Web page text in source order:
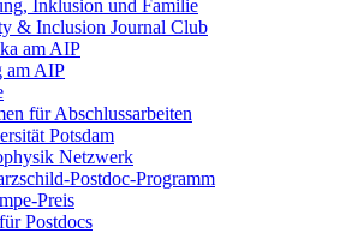
Inklusion und Familie
& Inclusion Journal Club
am AIP
am AIP
für Abschlussarbeiten
Potsdam
Netzwerk
Postdoc-Programm
Preis
Postdocs